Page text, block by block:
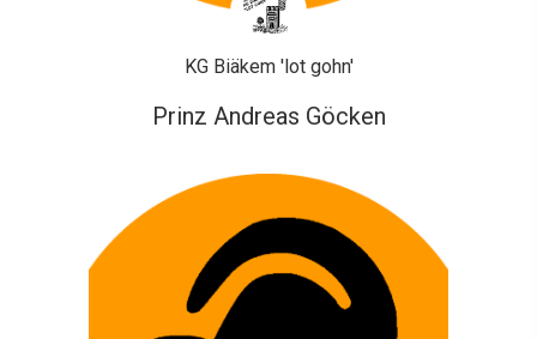
KG Biäkem 'lot gohn'
Prinz Andreas Göcken